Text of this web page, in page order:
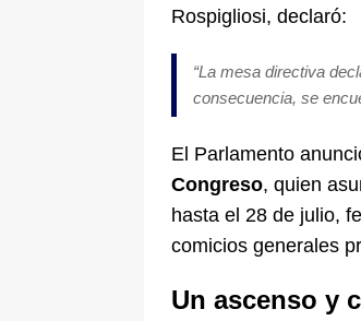
Rospigliosi, declaró:
“La mesa directiva
consecuencia, se
El Parlamento
Congreso, quien
hasta el 28 de julio,
comicios generales
Un ascenso y